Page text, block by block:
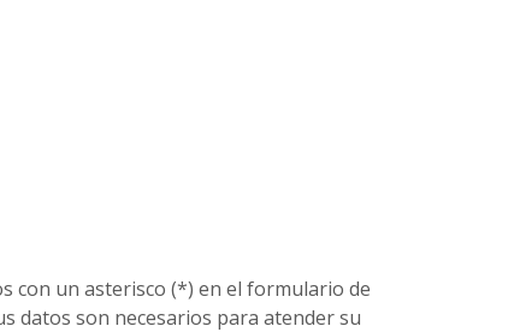
con un asterisco (*) en el formulario de
datos son necesarios para atender su